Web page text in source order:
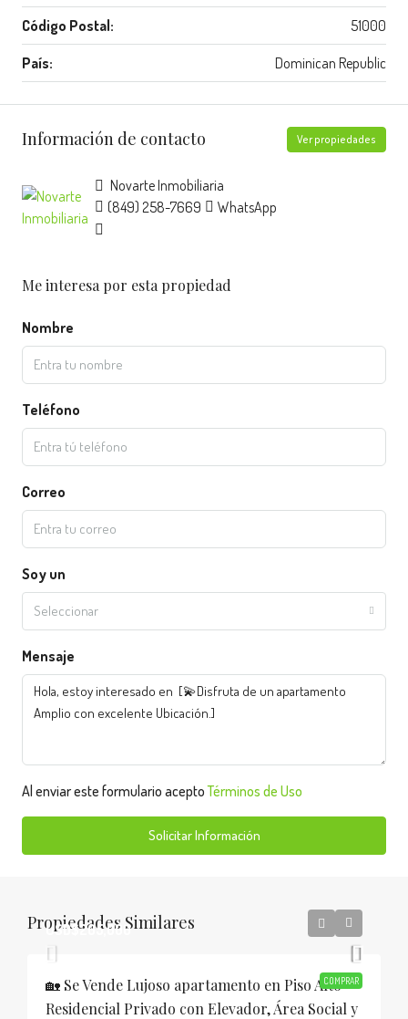
Código Postal: 51000
País: Dominican Republic
Información de contacto Ver propiedades
Novarte Inmobiliaria
(849) 258-7669
WhatsApp
Me interesa por esta propiedad
Nombre
Teléfono
Correo
Soy un
Seleccionar
Mensaje
Al enviar este formulario aceptoTérminos de Uso
Solicitar Información
Propiedades Similares
COMPRAR
USD$205,000
🏡 Se Vende Lujoso apartamento en Piso Alto
Residencial Privado con Elevador, Área Social y